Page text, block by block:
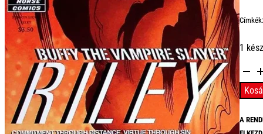
Címkék:
1
Buffy
the
Riley
A